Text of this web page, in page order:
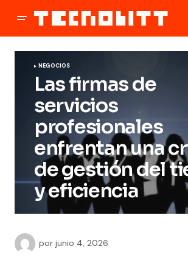
NEGOCIOS
Las firmas de
servicios
profesionales
enfrentan una
de gestión del
y eficiencia
por junio 4, 2026